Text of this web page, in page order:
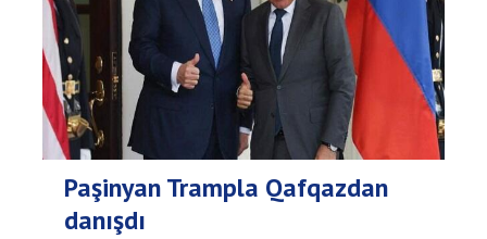
Paşinyan Trampla Qafqazdan
danışdı